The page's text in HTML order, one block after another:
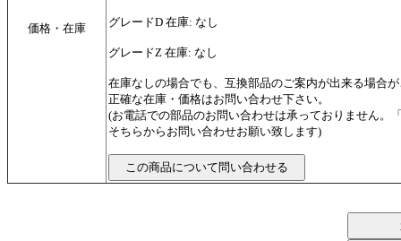
価格・在庫 グレードD 在庫: なし
グレードZ 在庫: なし
在庫なしの場合でも、互換部品のご案内が出来る場合
正確な在庫・価格はお問い合わせ下さい。
(お電話での部品のお問い合わせは承っておりません。
そちらからお問い合わせお願い致します)